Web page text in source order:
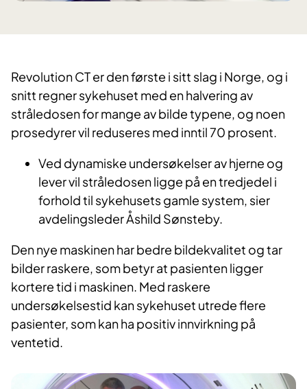
​Revolution CT er den første i sitt slag i Norge, og i
snitt regner sykehuset med en halvering av
stråledosen for mange av bilde typene, og noen
prosedyrer vil reduseres med inntil 70 prosent.
Ved dynamiske undersøkelser av hjerne og
lever vil stråledosen ligge på en tredjedel i
forhold til sykehusets gamle system, sier
avdelingsleder Åshild Sønsteby.
Den nye maskinen har bedre bildekvalitet og tar
bilder raskere, som betyr at pasienten ligger
kortere tid i maskinen. Med raskere
undersøkelsestid kan sykehuset utrede flere
pasienter, som kan ha positiv innvirkning på
ventetid.